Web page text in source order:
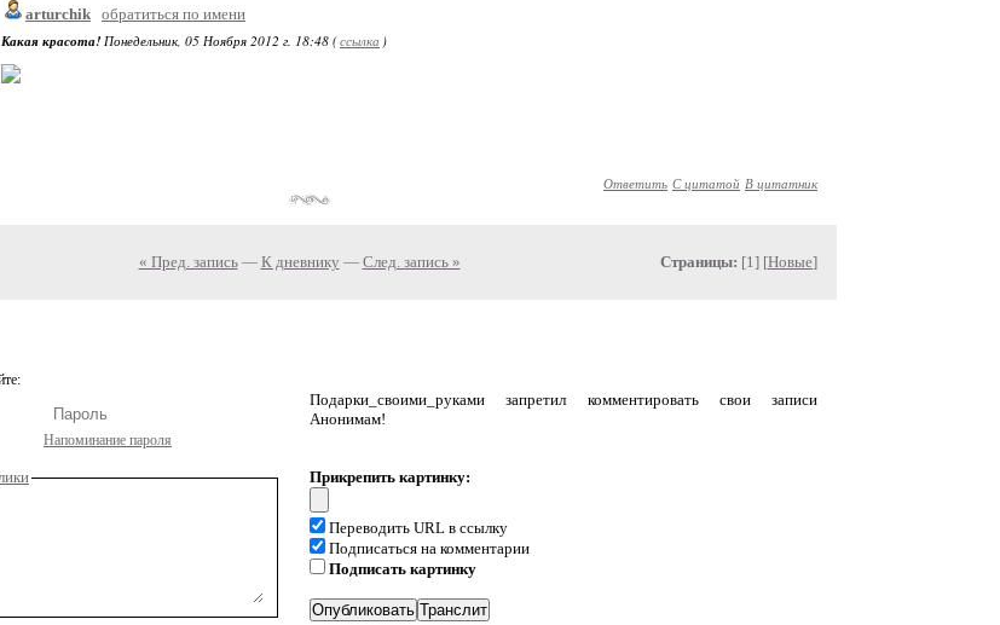
arturchik обратиться по имени
Какая красота! Понедельник, 05 Ноября 2012 г. 18:48 (ссылка )
Ответить С цитатой В цитатник
« Пред. запись— К дневнику — След. запись » Страницы: [1] [Новые]
Напоминание пароля
Подарки_своими_руками запретил комментировать свои записи
Анонимам!
Прикрепить картинку:
Переводить URL в ссылку
Подписаться на комментарии
Подписать картинку